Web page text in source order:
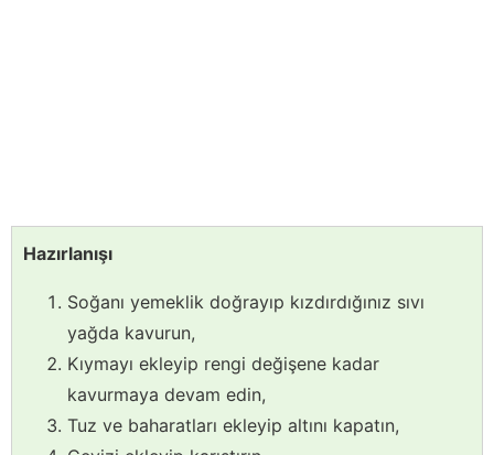
Hazırlanışı
Soğanı yemeklik doğrayıp kızdırdığınız sıvı
yağda kavurun,
Kıymayı ekleyip rengi değişene kadar
kavurmaya devam edin,
Tuz ve baharatları ekleyip altını kapatın,